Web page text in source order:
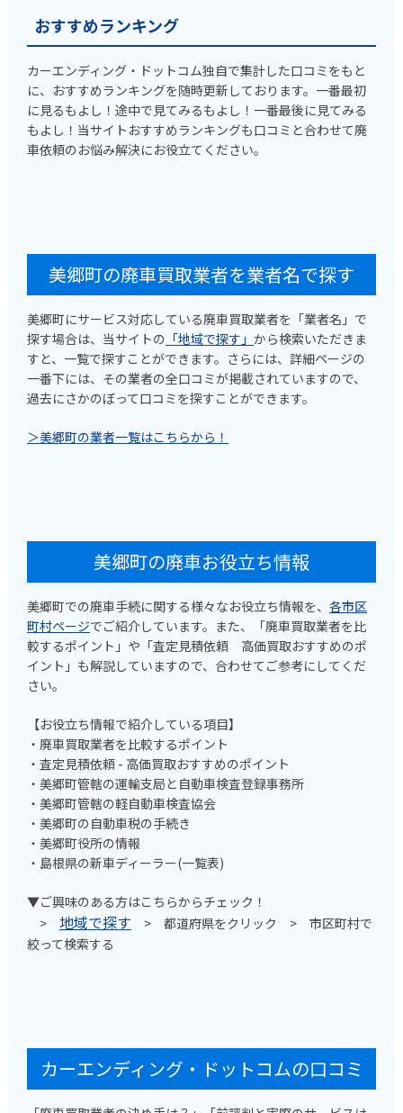
おすすめランキング
カーエンディング・ドットコム独自で集計した口コミをもと
に、おすすめランキングを随時更新しております。一番最初
に見るもよし！途中で見てみるもよし！一番最後に見てみる
もよし！当サイトおすすめランキングも口コミと合わせて廃
車依頼のお悩み解決にお役立てください。
美郷町の廃車買取業者を業者名で探す
美郷町にサービス対応している廃車買取業者を「業者名」で
探す場合は、当サイトの 「地域で探す」 から検索いただきま
すと、一覧で探すことができます。さらには、詳細ページの
一番下には、その業者の全口コミが掲載されていますので、
過去にさかのぼって口コミを探すことができます。
＞美郷町の業者一覧はこちらから！
美郷町の廃車お役立ち情報
美郷町での廃車手続に関する様々なお役立ち情報を、 各市区
町村ページでご紹介しています。また、「廃車買取業者を比
較するポイント」や「査定見積依頼 高価買取おすすめのポ
イント」も解説していますので、合わせてご参考にしてくだ
さい。
【お役立ち情報で紹介している項目】
・廃車買取業者を比較するポイント
・査定見積依頼 - 高価買取おすすめのポイント
・美郷町管轄の運輸支局と自動車検査登録事務所
・美郷町管轄の軽自動車検査協会
・美郷町の自動車税の手続き
・美郷町役所の情報
・島根県の新車ディーラー(一覧表)
▼ご興味のある方はこちらからチェック！
> 地域で探す > 都道府県をクリック > 市区町村で
絞って検索する
カーエンディング・ドットコムの口コミ